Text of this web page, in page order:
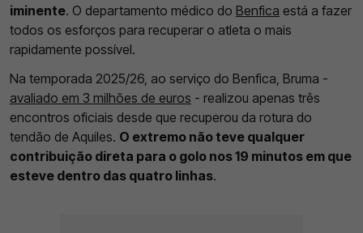
iminente. O departamento médico do Benfica está a fazer
todos os esforços para recuperar o atleta o mais
rapidamente possível.
Na temporada 2025/26, ao serviço do Benfica, Bruma -
avaliado em 3 milhões de euros - realizou apenas três
encontros oficiais desde que recuperou da rotura do
tendão de Aquiles. O extremo não teve qualquer
contribuição direta para o golo nos 19 minutos em que
esteve dentro das quatro linhas.